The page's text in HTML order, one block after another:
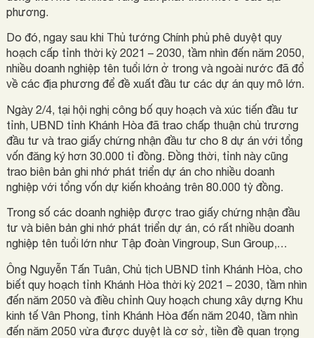
phương.
Do đó, ngay sau khi Thủ tướng Chính phủ phê duyệt quy
hoạch cấp tỉnh thời kỳ 2021 – 2030, tầm nhìn đến năm 2050,
nhiều doanh nghiệp tên tuổi lớn ở trong và ngoài nước đã đổ
về các địa phương để đề xuất đầu tư các dự án quy mô lớn.
Ngày 2/4, tại hội nghị công bố quy hoạch và xúc tiến đầu tư
tỉnh, UBND tỉnh Khánh Hòa đã trao chấp thuận chủ trương
đầu tư và trao giấy chứng nhận đầu tư cho 8 dự án với tổng
vốn đăng ký hơn 30.000 tỉ đồng. Đồng thời, tỉnh này cũng
trao biên bản ghi nhớ phát triển dự án cho nhiều doanh
nghiệp với tổng vốn dự kiến khoảng trên 80.000 tỷ đồng.
Trong số các doanh nghiệp được trao giấy chứng nhận đầu
tư và biên bản ghi nhớ phát triển dự án, có rất nhiều doanh
nghiệp tên tuổi lớn như Tập đoàn Vingroup, Sun Group,…
Ông Nguyễn Tấn Tuân, Chủ tịch UBND tỉnh Khánh Hòa, cho
biết quy hoạch tỉnh Khánh Hòa thời kỳ 2021 – 2030, tầm nhìn
đến năm 2050 và điều chỉnh Quy hoạch chung xây dựng Khu
kinh tế Vân Phong, tỉnh Khánh Hòa đến năm 2040, tầm nhìn
đến năm 2050 vừa được duyệt là cơ sở, tiền đề quan trọng